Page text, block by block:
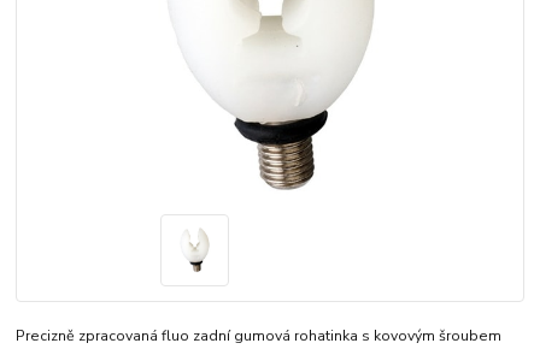
Precizně zpracovaná fluo zadní gumová rohatinka s kovovým šroubem